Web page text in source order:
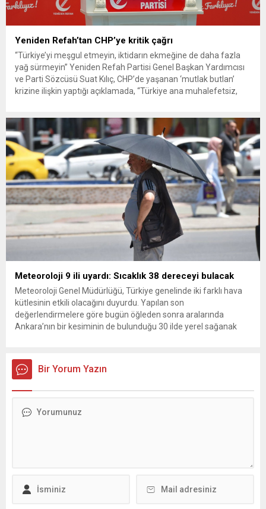
Yeniden Refah’tan CHP’ye kritik çağrı
“Türkiye’yi meşgul etmeyin, iktidarın ekmeğine de daha fazla
yağ sürmeyin” Yeniden Refah Partisi Genel Başkan Yardımcısı
ve Parti Sözcüsü Suat Kılıç, CHP’de yaşanan ‘mutlak butlan’
krizine ilişkin yaptığı açıklamada, “Türkiye ana muhalefetsiz,
olun. Türkiye’yi...
Meteoroloji 9 ili uyardı: Sıcaklık 38 dereceyi bulacak
Meteoroloji Genel Müdürlüğü, Türkiye genelinde iki farklı hava
kütlesinin etkili olacağını duyurdu. Yapılan son
değerlendirmelere göre bugün öğleden sonra aralarında
Ankara’nın bir kesiminin de bulunduğu 30 ilde yerel sağanak
üzerine çıkarak yaz değerlerine ulaşacak. Ayrıca...
Bir Yorum Yazın